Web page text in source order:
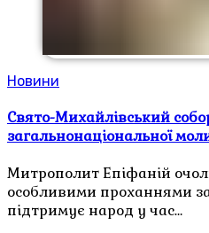
Новини
Свято-Михайлівський
загальнонаціональної
Митрополит Епіфаній
особливими проханнями
підтримує народ у час…